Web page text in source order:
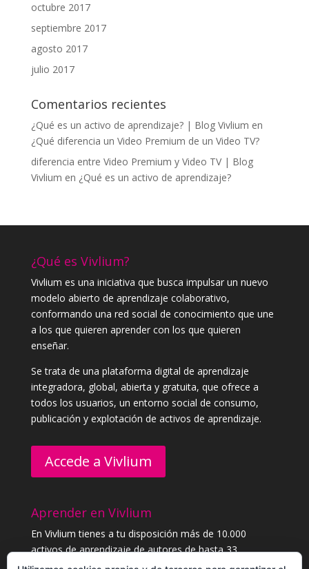
octubre 2017
septiembre 2017
agosto 2017
julio 2017
Comentarios recientes
¿Qué es un activo de aprendizaje? | Blog Vivlium en
¿Qué diferencia un Video Premium de un Video TV?
diferencia entre Video Premium y Video TV | Blog
Vivlium en ¿Qué es un activo de aprendizaje?
¿Qué es Vivlium?
Vivlium es una iniciativa que busca impulsar un nuevo
modelo abierto de aprendizaje colaborativo,
conformando una red social de conocimiento que une
a los que quieren aprender con los que quieren
enseñar.
Se trata de una plataforma digital de aprendizaje
integradora, global, abierta y gratuita, que ofrece a
todos los usuarios, un entorno social de consumo,
publicación y explotación de activos de aprendizaje.
Accede a Vivlium
Aprender en Vivlium
En Vivlium tienes a tu disposición más de 10.000
activos de aprendizaje de autores de hasta 33
categorías distintas. Aprende sin límites, y consigue